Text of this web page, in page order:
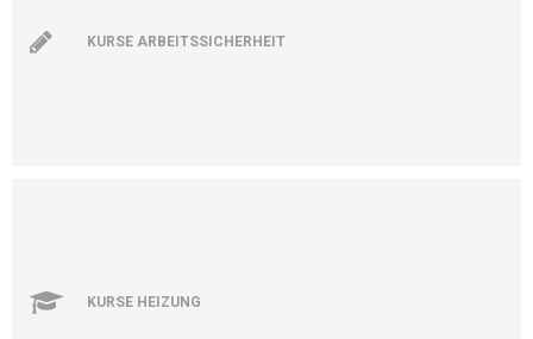
KURSE ARBEITSSICHERHEIT
KURSE HEIZUNG